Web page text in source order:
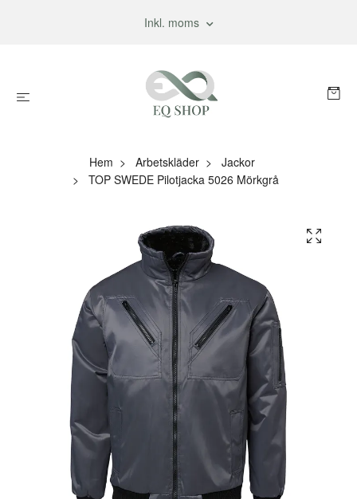
Inkl. moms
Hem Arbetskläder
Jackor
TOP SWEDE Pilotjacka 5026 Mörkgrå